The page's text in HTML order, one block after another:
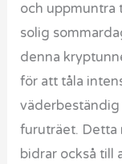
och uppmuntra
solig
denna
för att tåla
furuträet. Detta
bidrar också till